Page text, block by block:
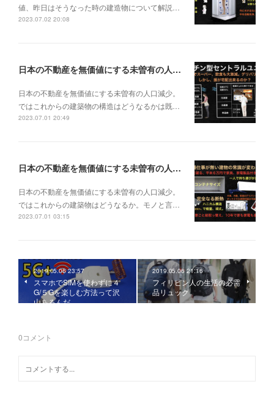
値、昨日はそうなった時の建造物について解説…
2023.07.02 20:08
日本の不動産を無価値にする未曽有の人口減少。ではこれからの建築物の構造はどうなるかは既に解説した。今はその内部の内容。その1
日本の不動産を無価値にする未曽有の人口減少。
ではこれからの建築物の構造はどうなるかは既…
2023.07.01 20:49
日本の不動産を無価値にする未曽有の人口減少。ではこれからの建築物はどうなるか。
日本の不動産を無価値にする未曽有の人口減少。
ではこれからの建築物はどうなるか。モノと言…
2023.07.01 03:15
2019.05.06 23:57
スマホでSIMを使わずに４
G/５Gを楽しむ方法って沢
山あるんだ。
2019.05.06 21:16
フィリピン人の生活の必需
品リュック
0コメント